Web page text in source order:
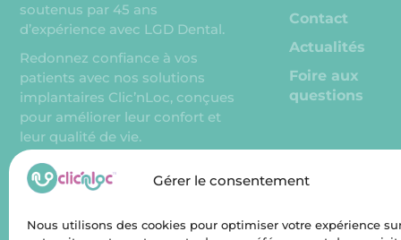
Gérer le consentement
Nous utilisons des cookies pour optimiser votre expérience
soutenus par 45 ans
d’expérience avec LGD Dental.
Redonnez confiance à vos
patients avec nos solutions
implantaires Clic’nLoc, conçues
pour améliorer leur confort et
leur qualité de vie.
Français
Contact
Actualités
Foire aux
questions